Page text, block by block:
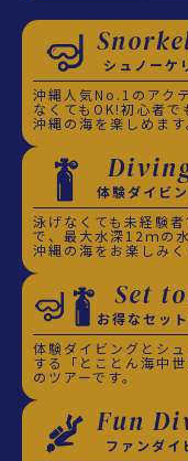
シュノーケ
沖縄人気No.1のアク
なくてもOK!初心者
沖縄の海を楽しめます
体験ダイビ
泳げなくても未経験
で、最大水深12ｍの
沖縄の海をお楽しみく
Set
お得なセッ
体験ダイビングとシ
する「とことん海中
のツアーです。
Fun
ファンダイ